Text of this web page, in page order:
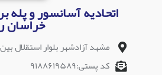
اتحادیه آسانسور وخراسان
مشهد آزادشهر بلوار استقلال بین استقلال
کد پستی:۹۱۸۸۶۱۹۵۸۹